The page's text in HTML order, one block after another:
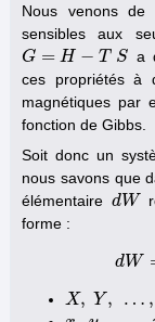
Nous venons de
sensibles aux
G = H − T S
G= H−T S
a
ces propriétés à
magnétiques par
fonction de Gibbs.
Soit donc un
nous savons que
élémentaire dW
dW
forme :
dW
X, Y , … ,
X, Y , … Z